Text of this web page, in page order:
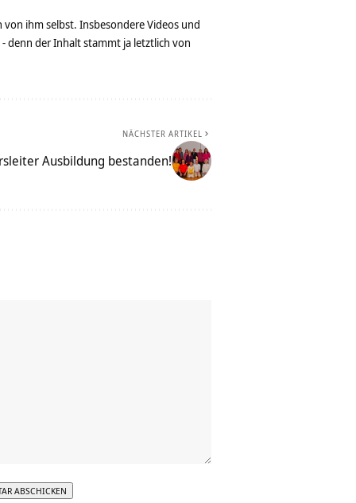
ihm selbst. Insbesondere Videos und
denn der Inhalt stammt ja letztlich von
NÄCHSTER ARTIKEL
Ausbildung bestanden!